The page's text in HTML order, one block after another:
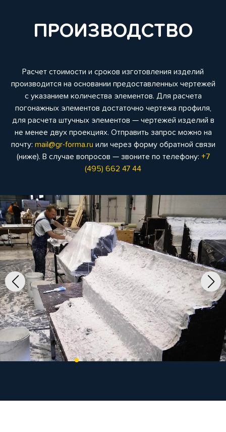
ПРОИЗВОДСТВО
Расчет стоимости и сроков изготовления изделий
производится на основании предоставленных чертежей
с указанием количества элементов. Для расчета
погонажных элементов достаточно чертежа профиля,
для расчета штучных элементов — чертежей изделий в
не менее двух проекциях. Отправить запрос можно на
почту: mail@gr-forma.ru или через форму обратной связи
(ниже). В случае вопросов — звоните по телефону: +7
(495) 662 47 44